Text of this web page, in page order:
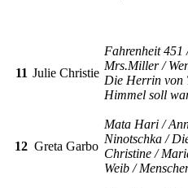
11 Julie Christie
Fahrenheit
Mrs.Miller /
Die Herrin von
Himmel soll
12 Greta Garbo
Mata Hari /
Ninotschka /
Christine /
Weib /